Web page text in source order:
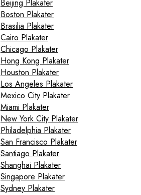
Beijing Plakater
Boston Plakater
Brasilia Plakater
Cairo Plakater
Chicago Plakater
Hong Kong Plakater
Houston Plakater
Los Angeles Plakater
Mexico City Plakater
Miami Plakater
New York City Plakater
Philadelphia Plakater
San Francisco Plakater
Santiago Plakater
Shanghai Plakater
Singapore Plakater
Sydney Plakater